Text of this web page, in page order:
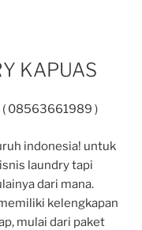
KAPUAS
( 08563661989 )
indonesia! untuk
laundry tapi
dari mana.
kelengkapan
mulai dari paket